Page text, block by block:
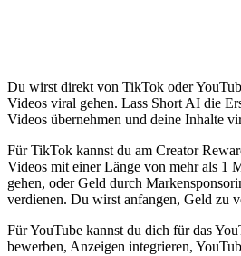
Du wirst direkt von TikTok oder
Videos viral gehen. Lass Short AI die
Videos übernehmen und deine Inhalte
Für TikTok kannst du am Creator
Videos mit einer Länge von mehr als 1
gehen, oder Geld durch
verdienen. Du wirst anfangen, Geld zu
Für YouTube kannst du dich für das
bewerben, Anzeigen integrieren,